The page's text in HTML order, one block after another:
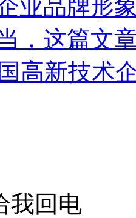
业品牌形
，这篇文
高新技术
我回电